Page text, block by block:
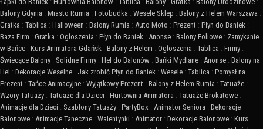
Balony Gdynia : Miasto Rumia : Fotobudka : Wesele Sklep : Balony z Helem Warszawa :
Gratka : Tablica : Halloween : Balony Rumia : Auto Moto : Prezent : Płyn do Baniek :
Baza Firm : Gratka : Ogłoszenia : Płyn do Baniek : Anonse : Balony Foliowe : Zamykanie
w Bańce : Kurs Animatora Gdańsk : Balony z Helem : Ogłoszenia : Tablica : Firmy :
Świecące Balony : Solidne Firmy : Hel do Balonów : Bańki Mydlane : Anonse : Balony na
Hel : Dekoracje Weselne : Jak zrobić Płyn do Baniek : Wesele : Tablica : Pomysł na
Prezent : Tańce Animacyjne : Wyjątkowy Prezent : Balony z Helem Rumia : Tatuaże :
Wzory Tatuaży : Tatuaże dla Dzieci : Hurtownia Animatora : Tatuaże Brokatowe :
Animacje dla Dzieci : Szablony Tatuaży : PartyBox : Animator Seniora : Dekoracje
Balonowe : Animacje Taneczne : Walentynki : Animator : Dekoracje Balonowe : Kurs